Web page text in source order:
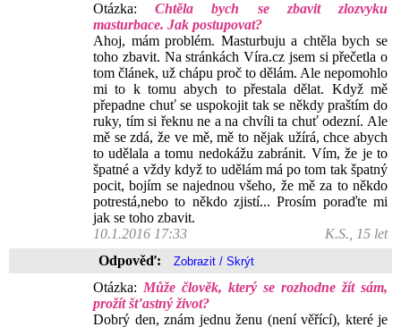
Otázka:Chtěla bych se zbavit zlozvyku
masturbace. Jak postupovat?
Ahoj, mám problém. Masturbuju a chtěla bych se
toho zbavit. Na stránkách Víra.cz jsem si přečetla o
tom článek, už chápu proč to dělám. Ale nepomohlo
mi to k tomu abych to přestala dělat. Když mě
přepadne chuť se uspokojit tak se někdy praštím do
ruky, tím si řeknu ne a na chvíli ta chuť odezní. Ale
mě se zdá, že ve mě, mě to nějak užírá, chce abych
to udělala a tomu nedokážu zabránit. Vím, že je to
špatné a vždy když to udělám má po tom tak špatný
pocit, bojím se najednou všeho, že mě za to někdo
potrestá,nebo to někdo zjistí... Prosím poraďte mi
jak se toho zbavit.
10.1.2016 17:33
K.S., 15 let
Odpověď:
Otázka: Může člověk, který se rozhodne žít sám,
prožít šťastný život?
Dobrý den, znám jednu ženu (není věřící), které je